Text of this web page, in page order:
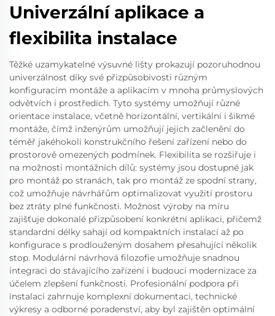
Univerzální aplikace a
flexibilita instalace
Těžké uzamykatelné výsuvné lišty prokazují pozoruhodnou
univerzálnost díky své přizpůsobivosti různým
konfiguracím montáže a aplikacím v mnoha průmyslových
odvětvích i prostředích. Tyto systémy umožňují různé
orientace instalace, včetně horizontální, vertikální i šikmé
montáže, čímž inženýrům umožňují jejich začlenění do
téměř jakéhokoli konstrukčního řešení zařízení nebo do
prostorově omezených podmínek. Flexibilita se rozšiřuje i
na možnosti montážních dílů: systémy jsou dostupné jak
pro montáž po stranách, tak pro montáž ze spodní strany,
což umožňuje návrhářům optimalizovat využití prostoru
bez ztráty plné funkčnosti. Možnost výroby na míru
zajišťuje dokonalé přizpůsobení konkrétní aplikaci, přičemž
standardní délky sahají od kompaktních instalací až po
konfigurace s prodlouženým dosahem přesahující několik
stop. Modulární návrhová filozofie umožňuje snadnou
integraci do stávajícího zařízení i budoucí modernizace za
účelem zlepšení funkčnosti. Profesionální podpora při
instalaci zahrnuje komplexní dokumentaci, technické
výkresy a odborné poradenství, aby byl zajištěn optimální